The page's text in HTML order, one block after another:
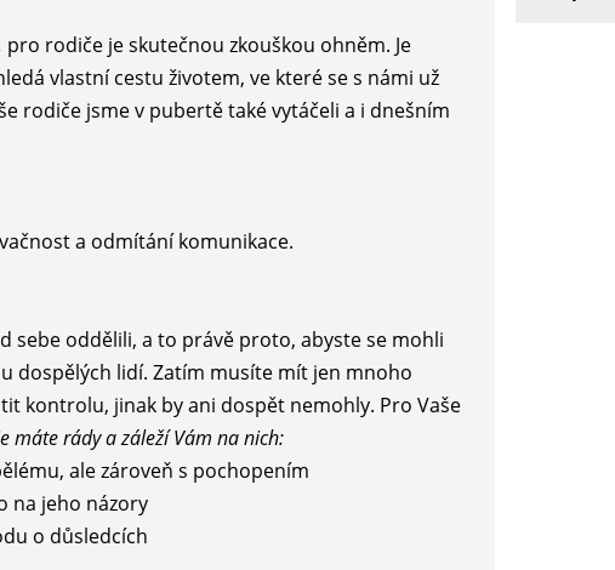
pro rodiče je skutečnou zkouškou ohněm. Je
vlastní cestu životem, ve které se s námi už
rodiče jsme v pubertě také vytáčeli a i dnešním
a odmítání komunikace.
sebe oddělili, a to právě proto, abyste se mohli
dospělých lidí. Zatím musíte mít jen mnoho
kontrolu, jinak by ani dospět nemohly. Pro Vaše
máte rády a záleží Vám na nich:
ale zároveň s pochopením
na jeho názory
o důsledcích